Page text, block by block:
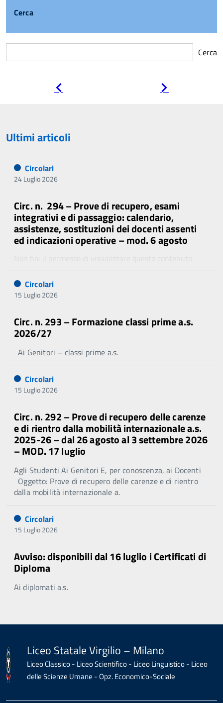
Cerca
Cerca
Ultimi articoli
Circolari
24 Luglio 2026
Circ. n. 294 – Prove di recupero, esami
integrativi e di passaggio: calendario,
assistenze, sostituzioni dei docenti assenti
ed indicazioni operative – mod. 6 agosto
Circolari
15 Luglio 2026
Circ. n. 293 – Formazione classi prime a.s.
2026/27
Ai Genitori – classi prime a.s.
Circolari
15 Luglio 2026
Circ. n. 292 – Prove di recupero delle carenze
e di rientro dalla mobilità internazionale a.s.
2025-26 – dal 26 agosto al 3 settembre 2026
– MOD. 17 luglio
Agli Studenti Ai Genitori E, per conoscenza, ai Docenti
Oggetto: Prove di recupero delle carenze e di rientro
dalla mobilità internazionale a.
Circolari
15 Luglio 2026
Avviso: disponibili dal 16 luglio i Certificati di
Diploma
Ai diplomati a.s.
Liceo Statale Virgilio – Milano
Liceo Classico - Liceo Scientifico - Liceo Linguistico - Liceo
delle Scienze Umane - Opz. Economico-Sociale